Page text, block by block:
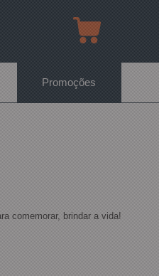
Promoções
comemorar, brindar a vida!